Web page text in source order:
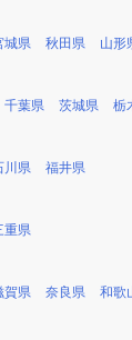
城県 秋田県 山形
千葉県 茨城県 栃
川県 福井県
重県
賀県 奈良県 和歌